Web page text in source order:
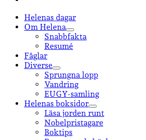
Helenas dagar
Om Helena
öppna
undermeny
Snabbfakta
Resumé
Fåglar
Diverse
öppna
undermeny
Sprungna lopp
Vandring
EUGY-samling
Helenas boksidor
öppna
undermeny
Läsa jorden runt
Nobelpristagare
Boktips